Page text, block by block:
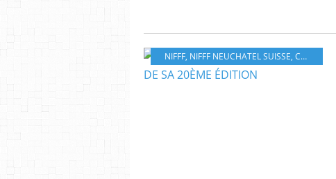
NIFFF, NIFFF NEUCHATEL SUISSE, CINÉMA